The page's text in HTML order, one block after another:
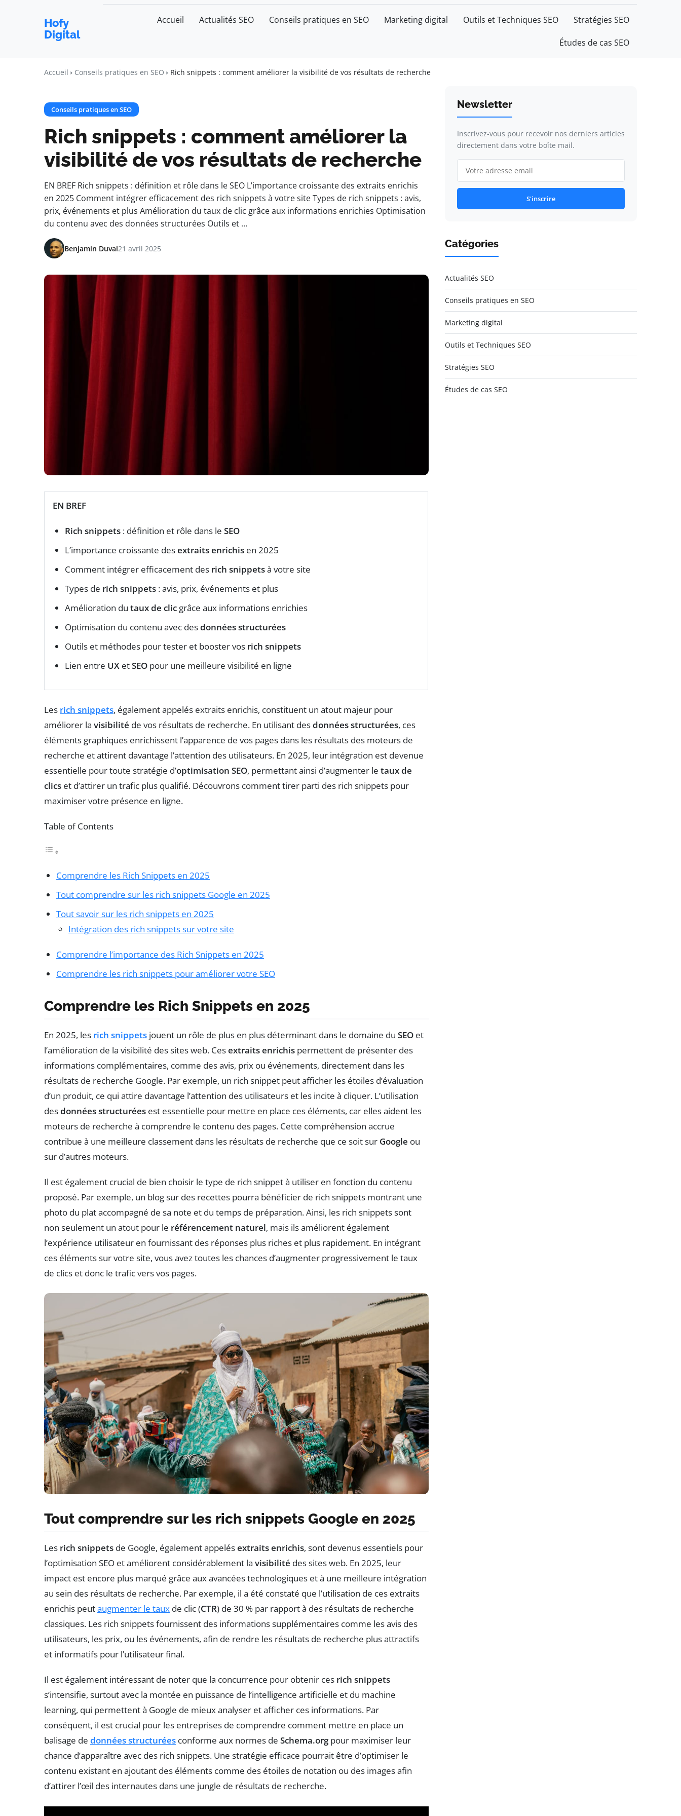
Hofy
Digital
Accueil Actualités SEO Conseils pratiques en SEO Marketing digital Outils et Techniques SEO Stratégies SEO
Études de cas SEO
Accueil Conseils pratiques en SEO Rich snippets : comment améliorer la visibilité de vos résultats de recherche
Conseils pratiques en SEO
Rich snippets : comment améliorer la
visibilité de vos résultats de recherche
EN BREF Rich snippets : définition et rôle dans le SEO L’importance croissante des extraits enrichis
en 2025 Comment intégrer efficacement des rich snippets à votre site Types de rich snippets : avis,
prix, événements et plus Amélioration du taux de clic grâce aux informations enrichies Optimisation
du contenu avec des données structurées Outils et …
Benjamin Duval21 avril 2025
EN BREF
Rich snippets : définition et rôle dans le SEO
L’importance croissante desextraits enrichis en 2025
Comment intégrer efficacement des rich snippetsà votre site
Types de rich snippets : avis, prix, événements et plus
Amélioration du taux de clic grâce aux informations enrichies
Optimisation du contenu avec desdonnées structurées
Outils et méthodes pour tester et booster vos rich snippets
Lien entre UX etSEO pour une meilleure visibilité en ligne
Les rich snippets, également appelés extraits enrichis, constituent un atout majeur pour
améliorer la visibilité de vos résultats de recherche. En utilisant desdonnées structurées, ces
éléments graphiques enrichissent l’apparence de vos pages dans les résultats des moteurs de
recherche et attirent davantage l’attention des utilisateurs. En 2025, leur intégration est devenue
essentielle pour toute stratégie d’optimisation SEO, permettant ainsi d’augmenter le taux de
clics et d’attirer un trafic plus qualifié. Découvrons comment tirer parti des rich snippets pour
maximiser votre présence en ligne.
Table of Contents
Comprendre les Rich Snippets en 2025
Tout comprendre sur les rich snippets Google en 2025
Tout savoir sur les rich snippets en 2025
Intégration des rich snippets sur votre site
Comprendre l’importance des Rich Snippets en 2025
Comprendre les rich snippets pour améliorer votre SEO
Comprendre les Rich Snippets en 2025
En 2025, les rich snippets jouent un rôle de plus en plus déterminant dans le domaine du SEO et
l’amélioration de la visibilité des sites web. Cesextraits enrichis permettent de présenter des
informations complémentaires, comme des avis, prix ou événements, directement dans les
résultats de recherche Google. Par exemple, un rich snippet peut afficher les étoiles d’évaluation
d’un produit, ce qui attire davantage l’attention des utilisateurs et les incite à cliquer. L’utilisation
desdonnées structurées est essentielle pour mettre en place ces éléments, car elles aident les
moteurs de recherche à comprendre le contenu des pages. Cette compréhension accrue
contribue à une meilleure classement dans les résultats de recherche que ce soit sur Google ou
sur d’autres moteurs.
Il est également crucial de bien choisir le type de rich snippet à utiliser en fonction du contenu
proposé. Par exemple, un blog sur des recettes pourra bénéficier de rich snippets montrant une
photo du plat accompagné de sa note et du temps de préparation. Ainsi, les rich snippets sont
non seulement un atout pour le référencement naturel, mais ils améliorent également
l’expérience utilisateur en fournissant des réponses plus riches et plus rapidement. En intégrant
ces éléments sur votre site, vous avez toutes les chances d’augmenter progressivement le taux
de clics et donc le trafic vers vos pages.
Tout comprendre sur les rich snippets Google en 2025
Les rich snippets de Google, également appelésextraits enrichis, sont devenus essentiels pour
l’optimisation SEO et améliorent considérablement la visibilité des sites web. En 2025, leur
impact est encore plus marqué grâce aux avancées technologiques et à une meilleure intégration
au sein des résultats de recherche. Par exemple, il a été constaté que l’utilisation de ces extraits
enrichis peutaugmenter le taux de clic (CTR) de 30 % par rapport à des résultats de recherche
classiques. Les rich snippets fournissent des informations supplémentaires comme les avis des
utilisateurs, les prix, ou les événements, afin de rendre les résultats de recherche plus attractifs
et informatifs pour l’utilisateur final.
Il est également intéressant de noter que la concurrence pour obtenir ces rich snippets
s’intensifie, surtout avec la montée en puissance de l’intelligence artificielle et du machine
learning, qui permettent à Google de mieux analyser et afficher ces informations. Par
conséquent, il est crucial pour les entreprises de comprendre comment mettre en place un
balisage de données structurées conforme aux normes de Schema.orgpour maximiser leur
chance d’apparaître avec des rich snippets. Une stratégie efficace pourrait être d’optimiser le
contenu existant en ajoutant des éléments comme des étoiles de notation ou des images afin
d’attirer l’œil des internautes dans une jungle de résultats de recherche.
Newsletter
Inscrivez-vous pour recevoir nos derniers articles
directement dans votre boîte mail.
S'inscrire
Catégories
Actualités SEO
Conseils pratiques en SEO
Marketing digital
Outils et Techniques SEO
Stratégies SEO
Études de cas SEO